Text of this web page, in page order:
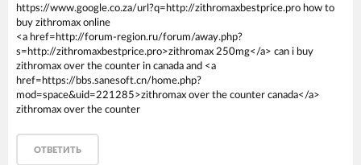
https://www.google.co.za/url?q=http://zithromaxbestprice.pro how to
buy zithromax online
<a href=http://forum-region.ru/forum/away.php?
s=http://zithromaxbestprice.pro>zithromax 250mg</a> can i buy
zithromax over the counter in canada and <a
href=https://bbs.sanesoft.cn/home.php?
mod=space&uid=221285>zithromax over the counter canada</a>
zithromax over the counter
ОТВЕТИТЬ